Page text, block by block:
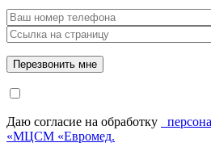
Даю согласие на обработку
«МЦСМ «Евромед.